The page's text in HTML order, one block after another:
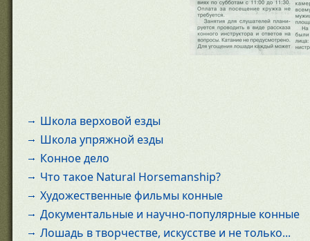
Школа верховой езды
Школа упряжной езды
Конное дело
Что такое Natural Horsemanship?
Художественные фильмы конные
Документальные и научно-популярные конные
Лошадь в творчестве, искусстве и не только...